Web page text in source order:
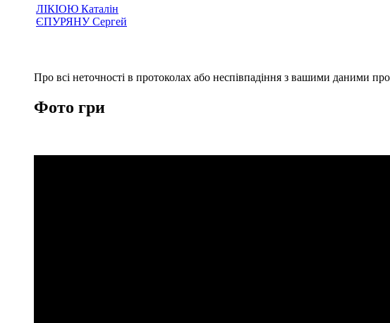
ЛІКІОЮ Каталін
ЄПУРЯНУ Сергей
Про всі неточності в протоколах або неспівпадіння з вашими даними
Фото гри